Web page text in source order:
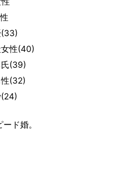
性(40)
(39)
(32)
ド婚。